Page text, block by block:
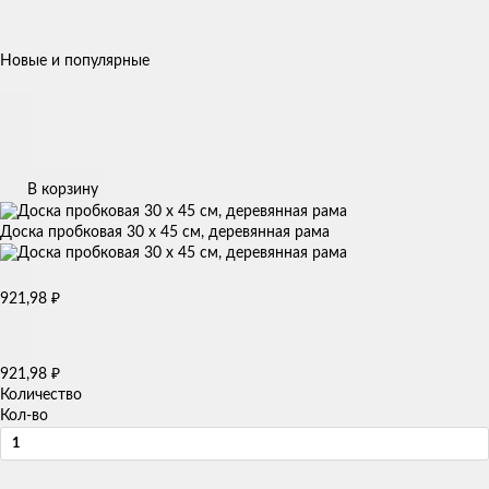
Новые и популярные
В корзину
Доска пробковая 30 х 45 см, деревянная рама
921,98 ₽
921,98 ₽
Количество
Кол-во